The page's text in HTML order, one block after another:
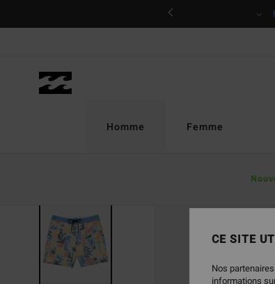
Homme Femme
RUPTURE DE STOCK
CE SITE
Nos
informations